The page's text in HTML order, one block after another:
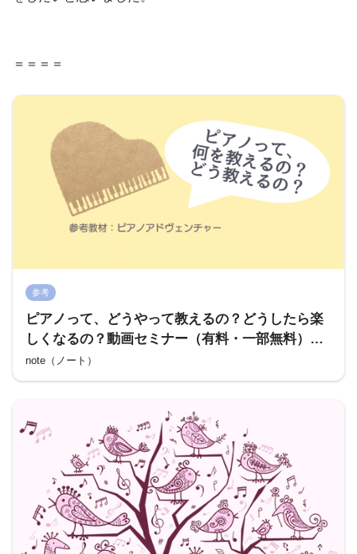
＝＝＝＝
参考
ピアノって、どうやって教えるの？どうしたら楽
しくなるの？動画セミナー（有料・一部無料）｜
おざきみきこ
note（ノート）